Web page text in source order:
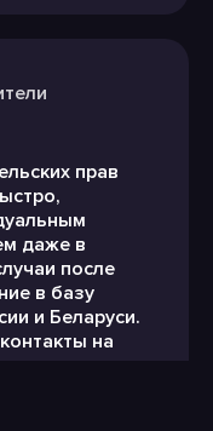
прав
даже в
после
в базу
и Беларуси.
на